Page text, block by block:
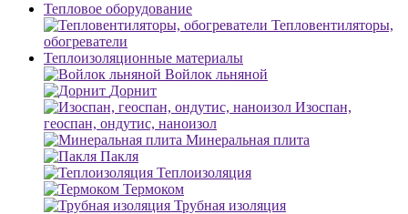
Тепловое оборудование
Тепловентиляторы,
обогреватели
Теплоизоляционные материалы
Войлок льняной
Дорнит
Изоспан,
геоспан, ондутис, наноизол
Минеральная плита
Пакля
Теплоизоляция
Термоком
Трубная изоляция